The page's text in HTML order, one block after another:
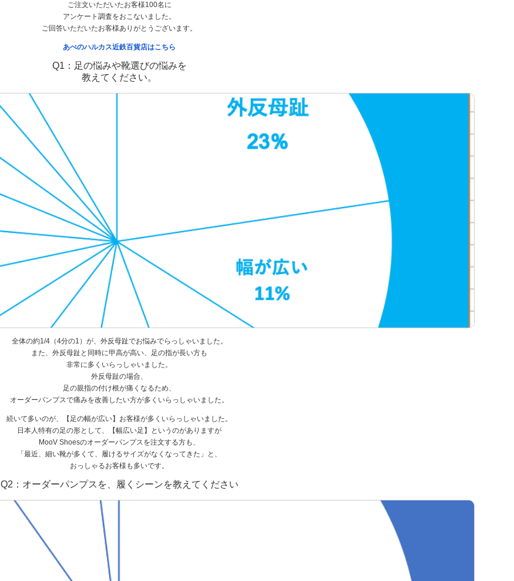
ご注文いただいたお客様100名に
アンケート調査をおこないました。
ご回答いただいたお客様ありがとうございます。
あべのハルカス近鉄百貨店はこちら
Q1：足の悩みや靴選びの悩みを
教えてください。
全体の約1/4（4分の1）が、外反母趾でお悩みでらっしゃいました。
また、外反母趾と同時に甲高が高い、足の指が長い方も
非常に多くいらっしゃいました。
外反母趾の場合、
足の親指の付け根が痛くなるため、
オーダーパンプスで痛みを改善したい方が多くいらっしゃいました。
続いて多いのが、【足の幅が広い】お客様が多くいらっしゃいました。
日本人特有の足の形として、【幅広い足】というのがありますが
MooV Shoesのオーダーパンプスを注文する方も、
「最近、細い靴が多くて、履けるサイズがなくなってきた」と、
おっしゃるお客様も多いです。
Q2：オーダーパンプスを、履くシーンを教えてください